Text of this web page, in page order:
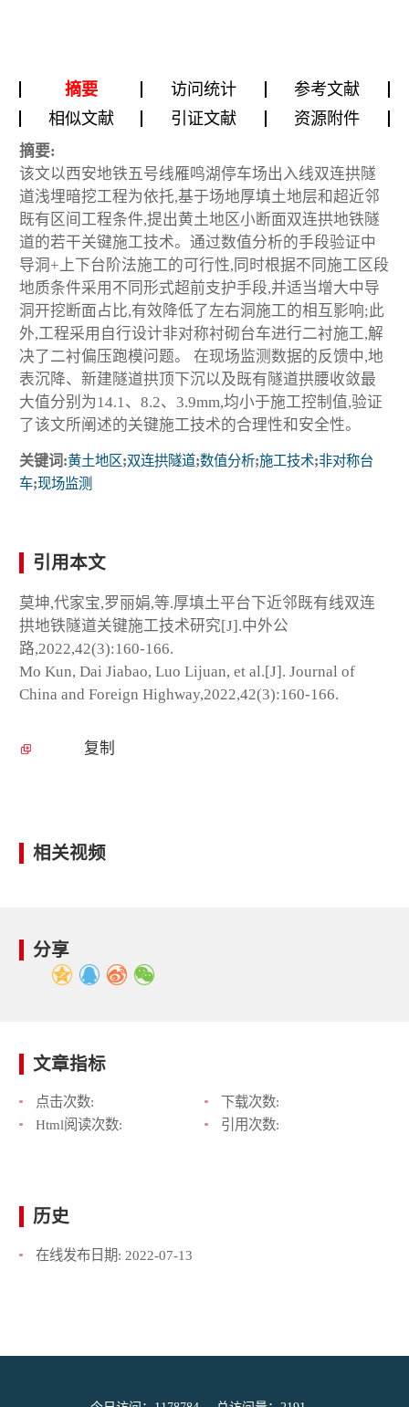
摘要 访问统计
参考文献
相似文献
引证文献 资源附件
摘要:
该文以西安地铁五号线雁鸣湖停车场出入线双连拱隧
道浅埋暗挖工程为依托,基于场地厚填土地层和超近邻
既有区间工程条件,提出黄土地区小断面双连拱地铁隧
道的若干关键施工技术。通过数值分析的手段验证中
导洞+上下台阶法施工的可行性,同时根据不同施工区段
地质条件采用不同形式超前支护手段,并适当增大中导
洞开挖断面占比,有效降低了左右洞施工的相互影响;此
外,工程采用自行设计非对称衬砌台车进行二衬施工,解
决了二衬偏压跑模问题。 在现场监测数据的反馈中,地
表沉降、新建隧道拱顶下沉以及既有隧道拱腰收敛最
大值分别为14.1、8.2、3.9mm,均小于施工控制值,验证
了该文所阐述的关键施工技术的合理性和安全性。
关键词:黄土地区;双连拱隧道;数值分析;施工技术;非对称台
车;现场监测
引用本文
莫坤,代家宝,罗丽娟,等.厚填土平台下近邻既有线双连
拱地铁隧道关键施工技术研究[J].中外公
路,2022,42(3):160-166.
Mo Kun, Dai Jiabao, Luo Lijuan, et al.[J]. Journal of
China and Foreign Highway,2022,42(3):160-166.
复制
相关视频
分享
文章指标
点击次数:
下载次数:
Html阅读次数:
引用次数:
历史
在线发布日期: 2022-07-13